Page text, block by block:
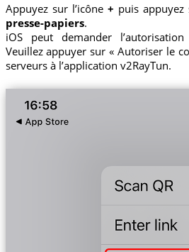
Appuyez sur l’icône + puis appuyez
presse-papiers.
iOS peut demander
Veuillez appuyer sur « Autoriser le
serveurs à l’application v2RayTun.